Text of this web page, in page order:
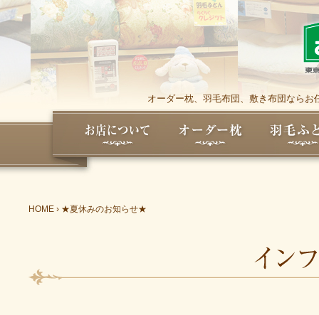
オーダー枕、羽毛布団、敷き布団なら
HOME › ★夏休みのお知らせ★